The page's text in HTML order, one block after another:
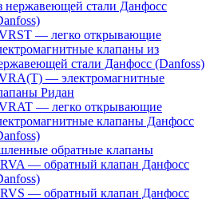
нержавеющей стали Данфосс
— легко открывающие
клапаны из
стали Данфосс (Danfoss)
— электромагнитные
Ридан
— легко открывающие
клапаны Данфосс
обратные клапаны
— обратный клапан Данфосс
— обратный клапан Данфосс